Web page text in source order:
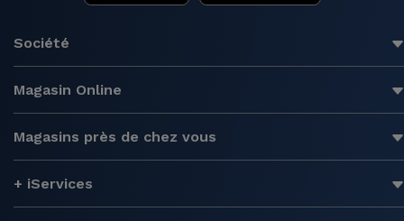
Société
Magasin Online
Magasins près de chez vous
+ iServices